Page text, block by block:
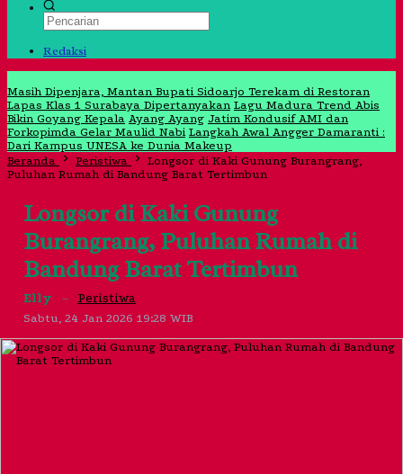
Redaksi
Masih Dipenjara, Mantan Bupati Sidoarjo Terekam di Restoran
Lapas Klas 1 Surabaya Dipertanyakan Lagu Madura Trend Abis
Bikin Goyang Kepala Ayang Ayang Jatim Kondusif AMI dan
Forkopimda Gelar Maulid Nabi Langkah Awal Angger Damaranti :
Dari Kampus UNESA ke Dunia Makeup
Beranda
Peristiwa
Longsor di Kaki Gunung Burangrang,
Puluhan Rumah di Bandung Barat Tertimbun
Longsor di Kaki Gunung
Burangrang, Puluhan Rumah di
Bandung Barat Tertimbun
Elly – Peristiwa
Sabtu, 24 Jan 2026 19:28 WIB